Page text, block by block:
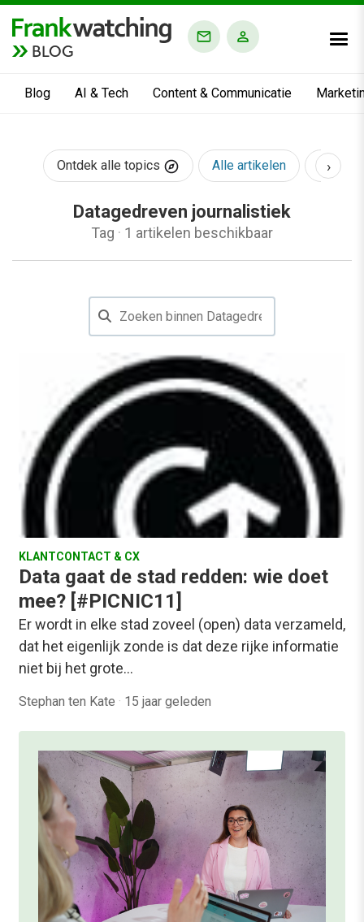
BLOG
Blog AI & Tech Content & Communicatie
Ontdek alle topics Alle artikelen AI &
›
Datagedreven journalistiek
Tag · 1 artikelen beschikbaar
KLANTCONTACT & CX
Data gaat de stad redden: wie doet
mee? [#PICNIC11]
Er wordt in elke stad zoveel (open) data verzameld,
dat het eigenlijk zonde is dat deze rijke informatie
niet bij het grote…
Stephan ten Kate · 15 jaar geleden